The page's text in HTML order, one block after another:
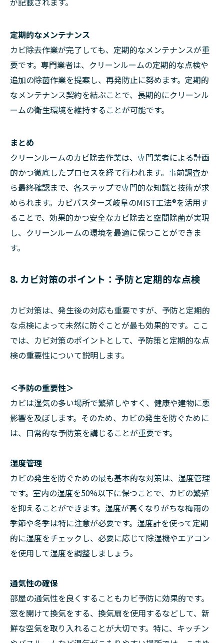
定期的なメンテナンス
カビ除去作業が完了しても、定期的なメンテナンスが重
要です。専門業者は、クリーンルームの定期的な点検や
追加の除菌作業を提案し、再発防止に努めます。定期的
なメンテナンス契約を結ぶことで、長期的にクリーンル
ームの衛生環境を維持することが可能です。
まとめ
クリーンルームのカビ除去作業は、専門業者による計画
的かつ徹底したプロセスを経て行われます。事前調査か
ら最終確認まで、各ステップで専門的な知識と技術が求
められます。カビバスターズ岐阜のMIST工法®を活用す
ることで、効果的かつ安全なカビ除去と空間除菌が実現
し、クリーンルームの環境を最適に保つことができま
す。
8. カビ対策のポイント：予防と定期的な点検
カビ対策は、発生後の対応も重要ですが、予防と定期的
な点検によって未然に防ぐことが最も効果的です。ここ
では、カビ対策のポイントとして、予防策と定期的な点
検の重要性について説明します。
＜予防の重要性＞
カビは湿気の多い場所で繁殖しやすく、健康や建物に悪
影響を及ぼします。そのため、カビの発生を防ぐために
は、日常的な予防策を講じることが重要です。
湿度管理
カビの発生を防ぐための最も基本的な対策は、湿度管理
です。室内の湿度を50%以下に保つことで、カビの繁殖
を抑えることができます。湿度が高くなりがちな梅雨の
季節や冬季は特に注意が必要です。湿度計を使って定期
的に湿度をチェックし、必要に応じて除湿機やエアコン
を使用して湿度を調整しましょう。
通気性の確保
部屋の通気性を良くすることもカビ予防に効果的です。
窓を開けて換気をする、換気扇を使用するなどして、新
鮮な空気を取り入れることが大切です。特に、キッチン